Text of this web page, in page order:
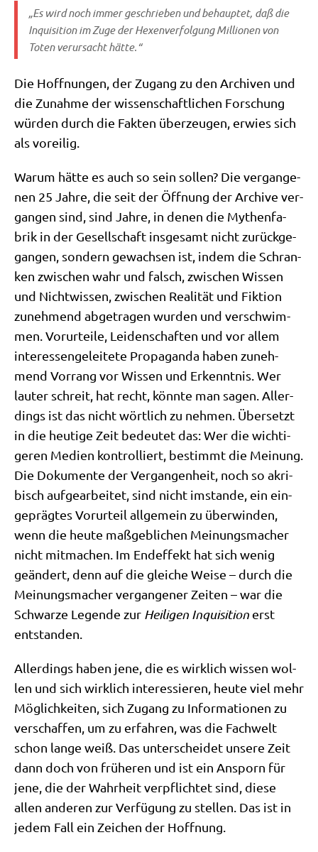
„Es wird noch immer geschrie­ben und behaup­tet, daß die
Inqui­si­ti­on im Zuge der Hexen­ver­fol­gung Mil­lio­nen von
Toten ver­ur­sacht hätte.“
Die Hoff­nun­gen, der Zugang zu den Archi­ven und
die Zunah­me der wis­sen­schaft­li­chen For­schung
wür­den durch die Fak­ten über­zeu­gen, erwies sich
als voreilig.
War­um hät­te es auch so sein sol­len? Die ver­gan­ge­
nen 25 Jah­re, die seit der Öff­nung der Archi­ve ver­
gan­gen sind, sind Jah­re, in denen die Mythen­fa­
brik in der Gesell­schaft ins­ge­samt nicht zurück­ge­
gan­gen, son­dern gewach­sen ist, indem die Schran­
ken zwi­schen wahr und falsch, zwi­schen Wis­sen
und Nicht­wis­sen, zwi­schen Rea­li­tät und Fik­ti­on
zuneh­mend abge­tra­gen wur­den und ver­schwim­
men. Vor­ur­tei­le, Lei­den­schaf­ten und vor allem
inter­es­sen­ge­lei­te­te Pro­pa­gan­da haben zuneh­
mend Vor­rang vor Wis­sen und Erkennt­nis. Wer
lau­ter schreit, hat recht, könn­te man sagen. Aller­
dings ist das nicht wört­lich zu neh­men. Über­setzt
in die heu­ti­ge Zeit bedeu­tet das: Wer die wich­ti­
ge­ren Medi­en kon­trol­liert, bestimmt die Mei­nung.
Die Doku­men­te der Ver­gan­gen­heit, noch so akri­
bisch auf­ge­ar­bei­tet, sind nicht imstan­de, ein ein­
ge­präg­tes Vor­ur­teil all­ge­mein zu über­win­den,
wenn die heu­te maß­geb­li­chen Mei­nungs­ma­cher
nicht mit­ma­chen. Im End­ef­fekt hat sich wenig
geän­dert, denn auf die glei­che Wei­se – durch die
Mei­nungs­ma­cher ver­gan­ge­ner Zei­ten – war die
Schwar­ze Legen­de zur Hei­li­gen Inqui­si­ti­on erst
entstanden.
Aller­dings haben jene, die es wirk­lich wis­sen wol­
len und sich wirk­lich inter­es­sie­ren, heu­te viel mehr
Mög­lich­kei­ten, sich Zugang zu Infor­ma­tio­nen zu
ver­schaf­fen, um zu erfah­ren, was die Fach­welt
schon lan­ge weiß. Das unter­schei­det unse­re Zeit
dann doch von frü­he­ren und ist ein Ansporn für
jene, die der Wahr­heit ver­pflich­tet sind, die­se
allen ande­ren zur Ver­fü­gung zu stel­len. Das ist in
jedem Fall ein Zei­chen der Hoffnung.